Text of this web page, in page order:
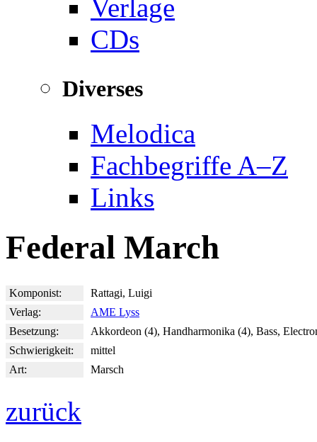
Verlage
CDs
Diverses
Melodica
Fachbegriffe A–Z
Links
Federal March
Komponist:
Rattagi, Luigi
Verlag:
AME Lyss
Besetzung:
Akkordeon (4), Handharmonika (4), Bass,
Schwierigkeit:
mittel
Art:
Marsch
zurück